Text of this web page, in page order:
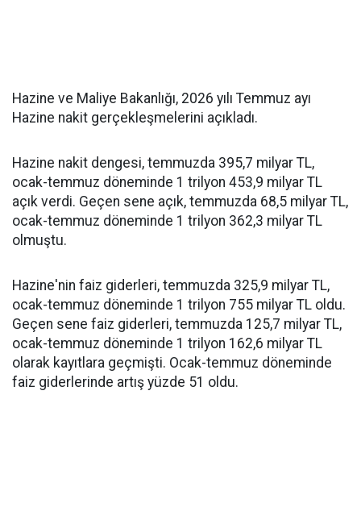
Hazine ve Maliye Bakanlığı, 2026 yılı Temmuz ayı
Hazine nakit gerçekleşmelerini açıkladı.
Hazine nakit dengesi, temmuzda 395,7 milyar TL,
ocak-temmuz döneminde 1 trilyon 453,9 milyar TL
açık verdi. Geçen sene açık, temmuzda 68,5 milyar TL,
ocak-temmuz döneminde 1 trilyon 362,3 milyar TL
olmuştu.
Hazine'nin faiz giderleri, temmuzda 325,9 milyar TL,
ocak-temmuz döneminde 1 trilyon 755 milyar TL oldu.
Geçen sene faiz giderleri, temmuzda 125,7 milyar TL,
ocak-temmuz döneminde 1 trilyon 162,6 milyar TL
olarak kayıtlara geçmişti. Ocak-temmuz döneminde
faiz giderlerinde artış yüzde 51 oldu.